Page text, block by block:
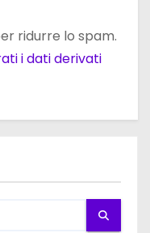
ridurre lo spam.
i dati derivati